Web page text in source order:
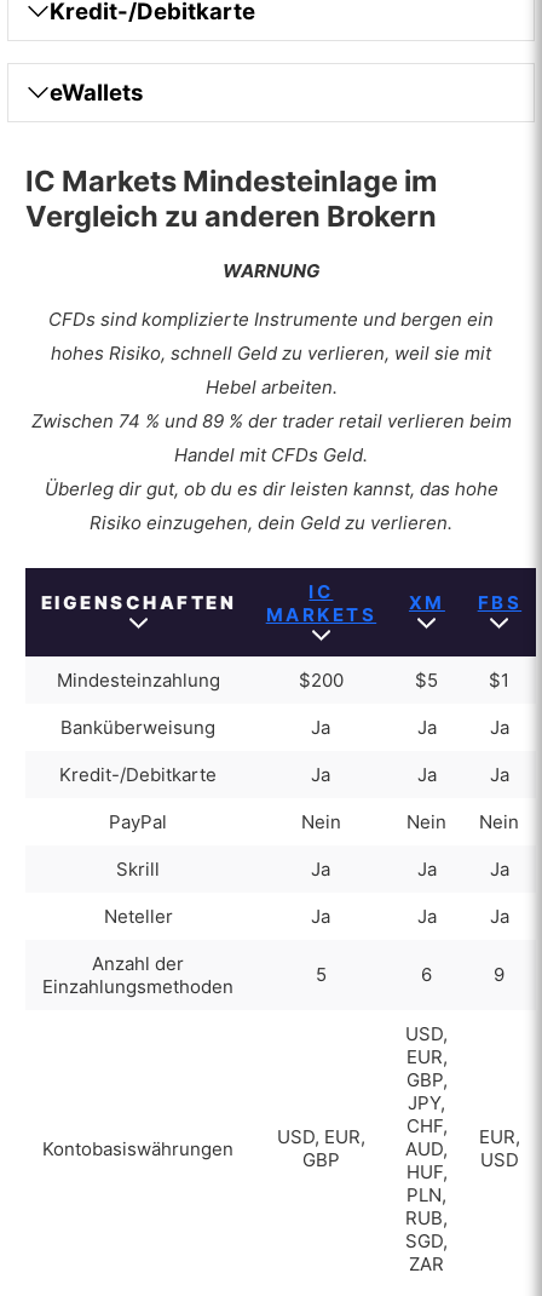
Kredit-/Debitkarte
eWallets
IC Markets Mindesteinlage im
Vergleich zu anderen Brokern
WARNUNG
CFDs sind komplizierte Instrumente und bergen ein
hohes Risiko, schnell Geld zu verlieren, weil sie mit
Hebel arbeiten.
Zwischen 74 % und 89 % der trader retail verlieren beim
Handel mit CFDs Geld.
Überleg dir gut, ob du es dir leisten kannst, das hohe
Risiko einzugehen, dein Geld zu verlieren.
EIGENSCHAFTEN
IC
MARKETS
XM FBS
Mindesteinzahlung $200 $5 $1
Banküberweisung Ja Ja Ja
Kredit-/Debitkarte Ja Ja Ja
PayPal Nein Nein Nein
Skrill Ja Ja Ja
Neteller Ja Ja Ja
Anzahl der
Einzahlungsmethoden
5 6 9
Kontobasiswährungen
USD, EUR,
GBP
USD,
EUR,
GBP,
JPY,
CHF,
AUD,
HUF,
PLN,
RUB,
SGD,
ZAR
EUR,
USD